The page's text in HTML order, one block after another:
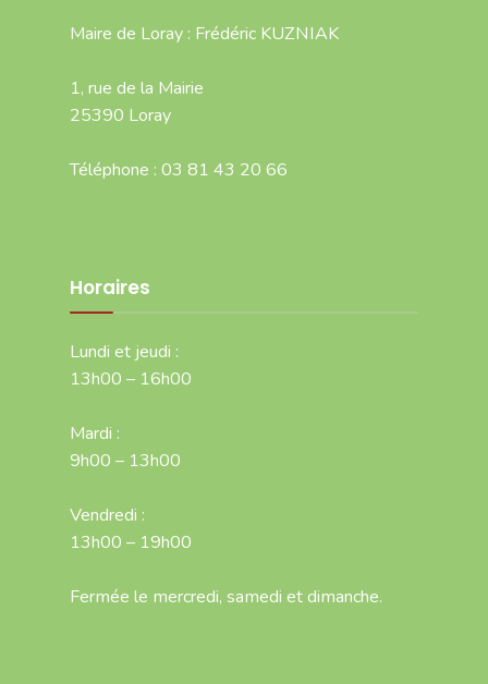
Maire de Loray : Frédéric KUZNIAK
1, rue de la Mairie
25390 Loray
Téléphone : 03 81 43 20 66
Horaires
Lundi et jeudi :
13h00 – 16h00
Mardi :
9h00 – 13h00
Vendredi :
13h00 – 19h00
Fermée le mercredi, samedi et dimanche.